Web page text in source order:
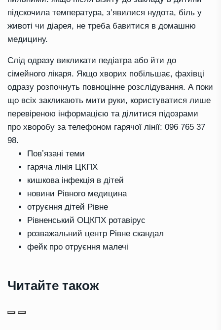
підскочила температура, з’явилися нудота, біль у
животі чи діарея, не треба бавитися в домашню
медицину.
Слід одразу викликати педіатра або йти до
сімейного лікаря. Якщо хворих побільшає, фахівці
одразу розпочнуть повноцінне розслідування. А поки
що всіх закликають мити руки, користуватися лише
перевіреною інформацією та ділитися підозрами
про хворобу за телефоном гарячої лінії: 096 765 37
98.
Повʼязані теми
гаряча лінія ЦКПХ
кишкова інфекція в дітей
новини Рівного медицина
отруєння дітей Рівне
Рівненський ОЦКПХ ротавірус
розважальний центр Рівне скандал
фейк про отруєння малечі
Читайте також